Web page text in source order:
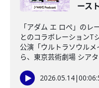
ース
「アダム エ ロぺ」の
とのコラボレーションT
公演「ウルトラソウル
ら、東京芸術劇場 シア
2026.05.14|